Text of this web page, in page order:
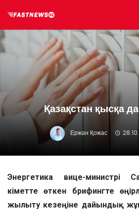
Қазақстан қысқа
Ержан Қожас
Энергетика вице-министрі
Үкіметте өткен брифингте
жылыту кезеңіне дайындық